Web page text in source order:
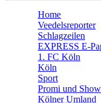
Home
Veedelsreporter
Schlagzeilen
EXPRESS E-
1. FC Köln
Köln
Sport
Promi und Show
Kölner Umland